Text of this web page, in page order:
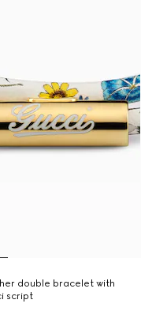
double bracelet with
script